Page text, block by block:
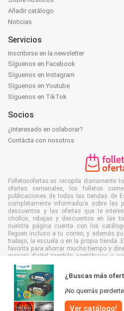
¿Buscas más
¡No querrás
Ver catálogo!
Añadir catálogo
Noticias
Servicios
Inscribirse en la newsletter
Síguenos en Facebook
Síguenos en Instagram
Síguenos en Youtube
Síguenos en TikTok
Socios
¿Interesado en colaborar?
Contácta con nosotros
Folletosofertas.es recopila diariamente
ofertas semanales, los folletos
publicaciones de todas las tiendas de
completamente informado/a sobre las
descuentos y las ofertas que te
chollos, rebajas y descuentos en las
nuestra página cuenta con los
lleguen incluso a tu correo, y además
trabajo, la escuela o en la propia tienda.
favorita para ahorrar mucho tiempo y
manera digital también contribuyes a
ayudar al medioambiente.